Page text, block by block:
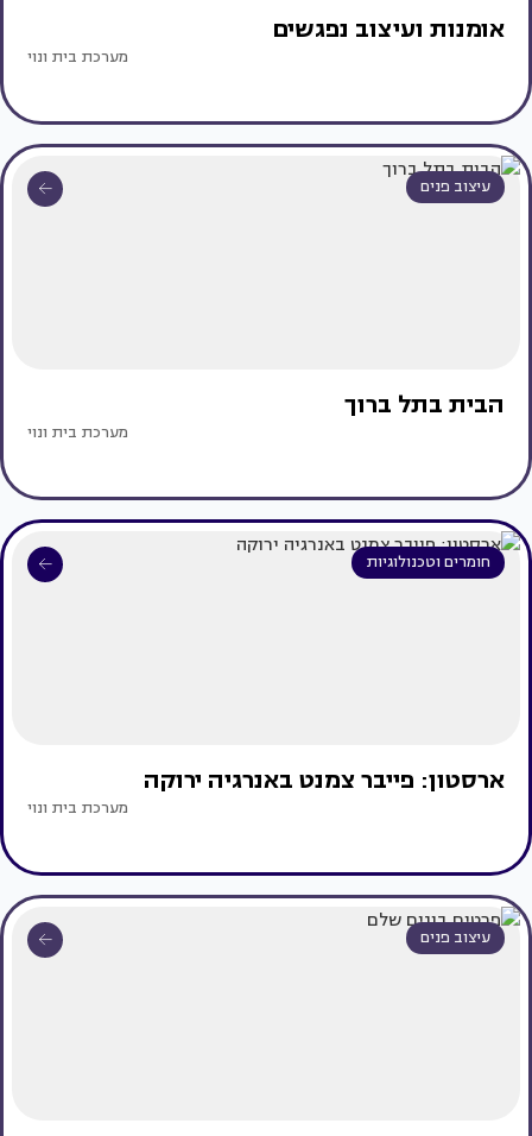
אומנות ועיצוב נפגשים
מערכת בית ונוי
עיצוב פנים
הבית בתל ברוך
מערכת בית ונוי
חומרים וטכנולוגיות
ארסטון: פייבר צמנט באנרגיה ירוקה
מערכת בית ונוי
עיצוב פנים